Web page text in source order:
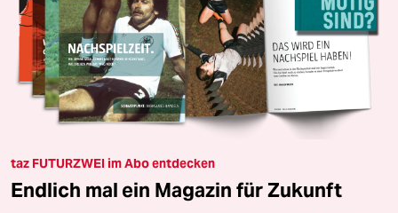
taz FUTURZWEI im Abo entdecken
Endlich mal ein Magazin für Zukunft